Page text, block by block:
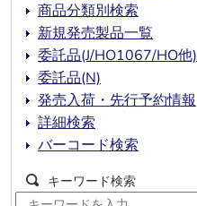
商品分類別検索
新規発売製品一覧
委託品(J/HO1067/HO他)
委託品(N)
発売入荷・先行予約情報
詳細検索
バーコード検索
キーワード検索